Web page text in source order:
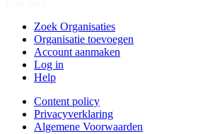
Zoek Organisaties
Organisatie toevoegen
Account aanmaken
Log in
Help
Content policy
Privacyverklaring
Algemene Voorwaarden